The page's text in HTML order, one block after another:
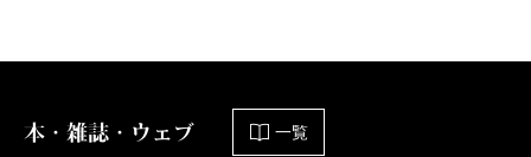
「もやり」なしのまっさらな空気が漂うことにな
る。
本・雑誌・ウェブ 一覧